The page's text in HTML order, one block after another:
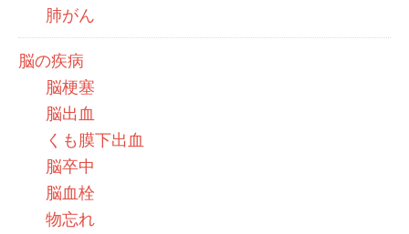
肺がん
脳の疾病
脳梗塞
脳出血
くも膜下出血
脳卒中
脳血栓
物忘れ